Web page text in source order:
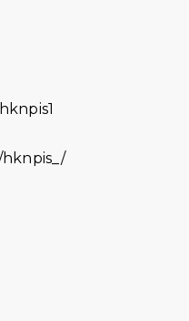
練習 - 6月18日
練習 - 6月11日（19:00